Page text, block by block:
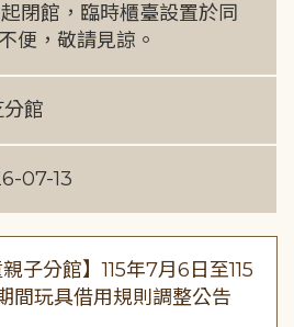
起閉館，臨時櫃臺設置於同
便，敬請見諒。
館
07-13
親子分館】115年7月6日至115
間玩具借用規則調整公告